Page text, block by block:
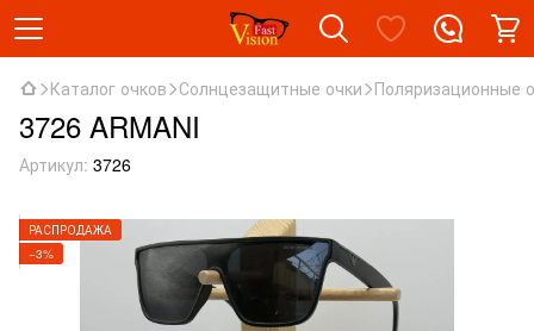
Каталог очков Солнцезащитные очки Поляризационные
3726 ARMANI
Артикул: 3726
РАСПРОДАЖА
−3%